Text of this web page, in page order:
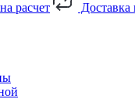
расчет
Доставка